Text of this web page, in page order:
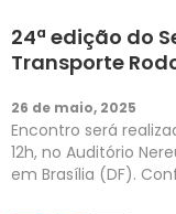
PUBLICAÇÕES
CURSOS E EVENTOS
SEST SENAT
DESPOLUIR
24ª edição do
Transporte
26 de maio, 2025
Encontro será
12h, no Auditório
em Brasília (DF).